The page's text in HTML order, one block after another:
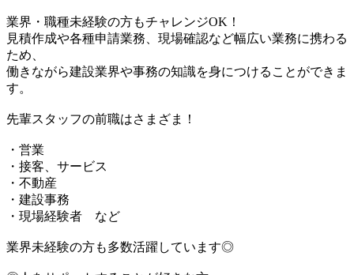
業界・職種未経験の方もチャレンジOK！
見積作成や各種申請業務、現場確認など幅広い業務に携わる
ため、
働きながら建設業界や事務の知識を身につけることができま
す。
先輩スタッフの前職はさまざま！
・営業
・接客、サービス
・不動産
・建設事務
・現場経験者 など
業界未経験の方も多数活躍しています◎